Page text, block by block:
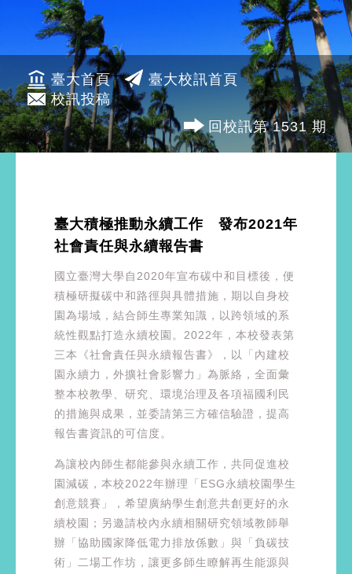
臺大首頁
臺大校訊首頁
校訊投稿
回校訊第 1531 期
臺大積極推動永續工作 發布2021年
社會責任與永續報告書
國立臺灣大學自2020年宣布碳中和目標後，便
積極研擬碳中和路徑與具體措施，期以自身校
園為場域，結合師生專業知識，以跨領域的系
統性觀點打造永續校園。2022年，本校發表第
三本《社會責任與永續報告書》，以「內建校
園永續力，外擴社會影響力」為脈絡，全面彙
整本校教學、研究、環境治理及各項福國利民
的措施與成果，並委請第三方確信驗證，提高
報告書資訊的可信度。
為讓校內師生都能參與永續工作，共同促進校
園減碳，本校2022年辦理「ESG永續校園學生
創意競賽」，希望廣納學生創意共創更好的永
續校園；另邀請校內永續相關研究領域教師舉
辦「協助國家降低電力排放係數」與「負碳技
術」二場工作坊，讓更多師生瞭解再生能源與